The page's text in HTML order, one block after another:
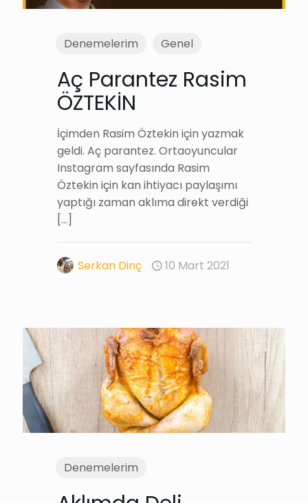
Denemelerim Genel
Aç Parantez Rasim
ÖZTEKİN
İçimden Rasim Öztekin için yazmak
geldi. Aç parantez. Ortaoyuncular
Instagram sayfasında Rasim
Öztekin için kan ihtiyacı paylaşımı
yaptığı zaman aklıma direkt verdiği
[…]
Serkan Dinç 10 Mart 2021
Denemelerim